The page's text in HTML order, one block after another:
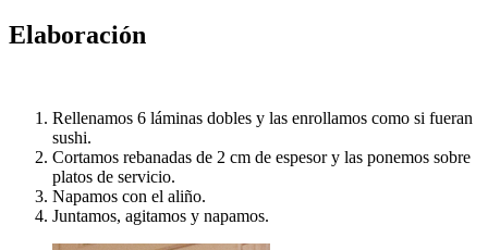
Elaboración
Rellenamos 6 láminas dobles y las enrollamos como si fueran
sushi.
Cortamos rebanadas de 2 cm de espesor y las ponemos sobre
platos de servicio.
Napamos con el aliño.
Juntamos, agitamos y napamos.